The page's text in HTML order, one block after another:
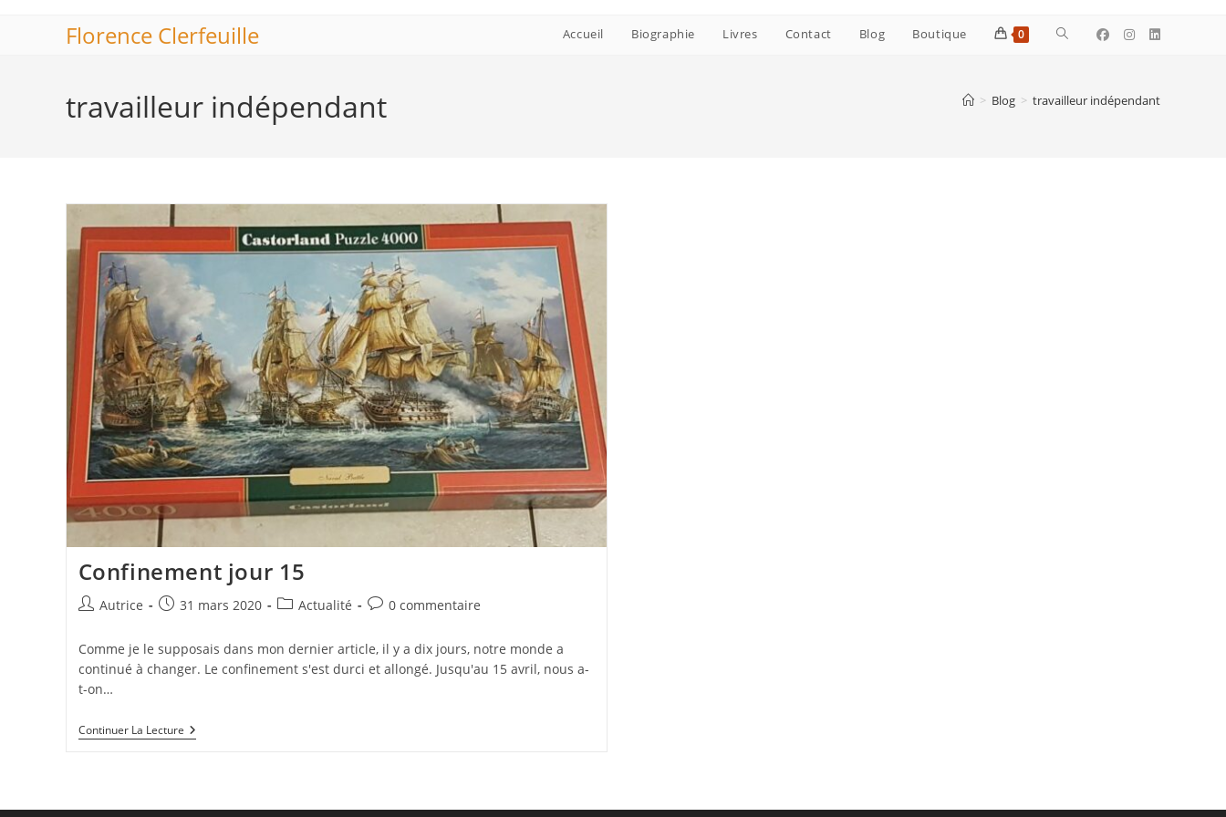
Florence Clerfeuille Accueil Biographie Livres Contact Blog Boutique 0 Toggle
search
travailleur indépendant > Blog > travailleur indépendant
Confinement jour 15
Auteur/autrice
la
publication :
Autrice
Publication
31 mars 2020
PostActualité
Commentaires
la
publication :
0 commentaire
Comme je le supposais dans mon dernier article, il y a dix jours, notre monde a
continué à changer. Le confinement s'est durci et allongé. Jusqu'au 15 avril, nous a-
t-on…
Continuer La LectureConfinement
Jour